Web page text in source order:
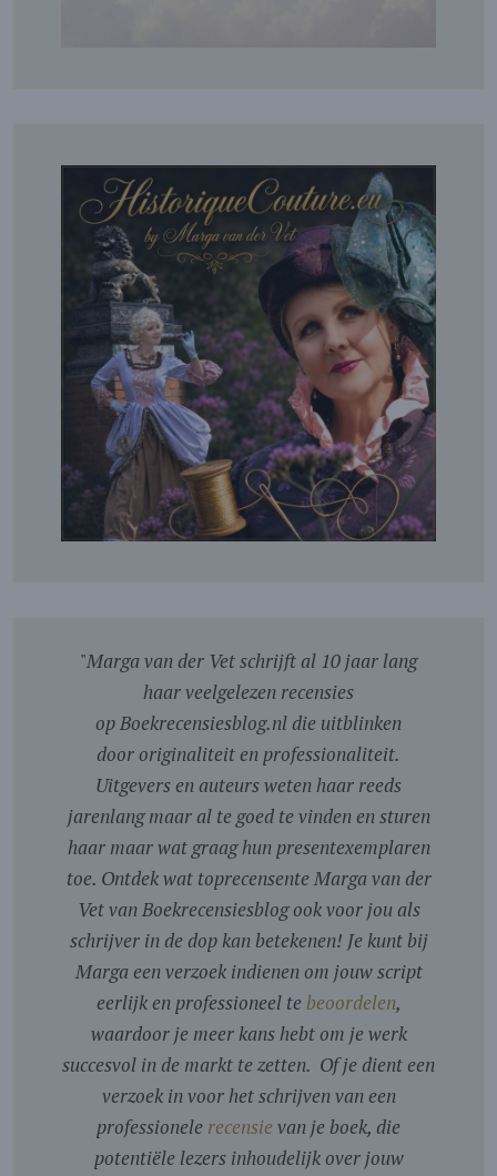
"Marga van der Vet schrijft al 10 jaar lang
haar veelgelezen recensies
op Boekrecensiesblog.nl die uitblinken
door originaliteit en professionaliteit.
Uitgevers en auteurs weten haar reeds
jarenlang maar al te goed te vinden en sturen
haar maar wat graag hun presentexemplaren
toe. Ontdek wat toprecensente Marga van der
Vet van Boekrecensiesblog ook voor jou als
schrijver in de dop kan betekenen! Je kunt bij
Marga een verzoek indienen om jouw script
eerlijk en professioneel te beoordelen,
waardoor je meer kans hebt om je werk
succesvol in de markt te zetten. Of je dient een
verzoek in voor het schrijven van een
professionele recensievan je boek, die
potentiële lezers inhoudelijk over jouw